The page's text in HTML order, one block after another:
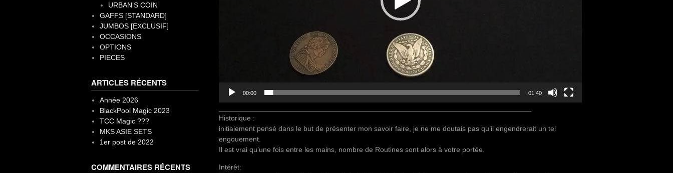
00:00 01:40
Historique :
initialement pensé dans le but de présenter mon savoir faire, je ne me doutais pas qu’il engendrerait un tel
engouement.
Il est vrai qu’une fois entre les mains, nombre de Routines sont alors à votre portée.
Intérêt:
URBAN’S COIN
GAFFS [STANDARD]
JUMBOS [EXCLUSIF]
OCCASIONS
OPTIONS
PIECES
ARTICLES RÉCENTS
Année 2026
BlackPool Magic 2023
TCC Magic ???
MKS ASIE SETS
1er post de 2022
COMMENTAIRES RÉCENTS